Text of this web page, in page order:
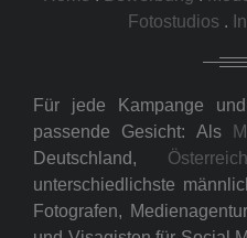
Fotostudios .
Für jede Kampange
passende Gesicht: Als
Deutschland, Österreich
unterschiedlichste
Fotografen,